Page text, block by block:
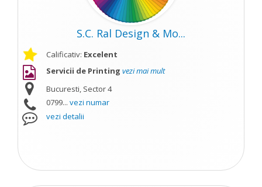
S.C. Ral Design & Mo...
Calificativ: Excelent
Servicii de Printing vezi mai mult
Bucuresti, Sector 4
0799... vezi numar
vezi detalii